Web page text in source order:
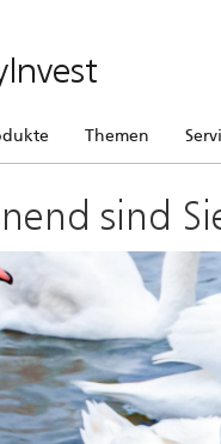
Themen
sind